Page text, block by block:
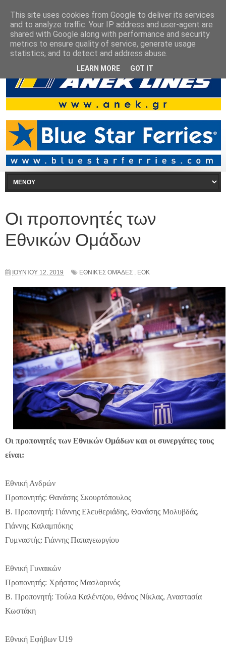
Οι προπονητές των
Εθνικών Ομάδων
ΙΟΥΝΊΟΥ 12, 2019 ΕΘΝΙΚΈΣ ΟΜΆΔΕΣ , ΕΟΚ
Οι προπονητές των Εθνικών Ομάδων και οι συνεργάτες τους
είναι:
Εθνική Ανδρών
Προπονητής: Θανάσης Σκουρτόπουλος
Β. Προπονητή: Γιάννης Ελευθεριάδης, Θανάσης Μολυβδάς,
Γιάννης Καλαμπόκης
Γυμναστής: Γιάννης Παπαγεωργίου
Εθνική Γυναικών
Προπονητής: Χρήστος Μασλαρινός
Β. Προπονητή: Τούλα Καλέντζου, Θάνος Νίκλας, Αναστασία
Κωστάκη
Εθνική Εφήβων U19
This site uses cookies from Google to deliver its services
and to analyze traffic. Your IP address and user-agent are
shared with Google along with performance and security
metrics to ensure quality of service, generate usage
statistics, and to detect and address abuse.
LEARN MORE GOT IT